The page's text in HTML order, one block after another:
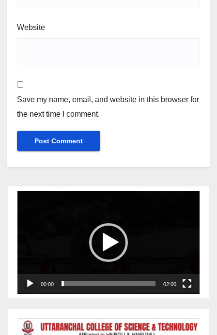
Website
Save my name, email, and website in this browser for
the next time I comment.
00:00 02:00